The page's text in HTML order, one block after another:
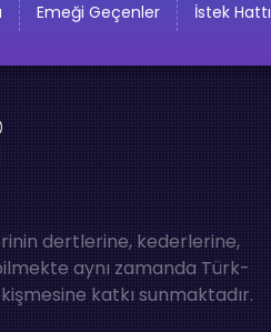
Emeği Geçenler İstek Hattı
dertlerine, kederlerine,
aynı zamanda Türk-
katkı sunmaktadır.